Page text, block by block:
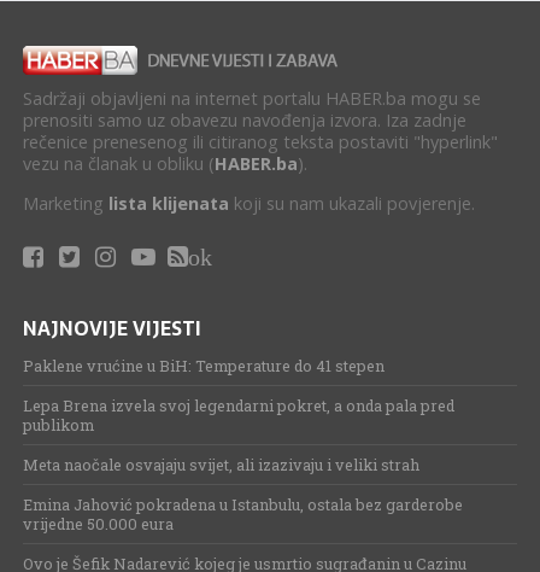
Sadržaji objavljeni na internet portalu HABER.ba mogu se
prenositi samo uz obavezu navođenja izvora. Iza zadnje
rečenice prenesenog ili citiranog teksta postaviti "hyperlink"
vezu na članak u obliku (HABER.ba).
Marketing lista klijenata koji su nam ukazali povjerenje.
ok
NAJNOVIJE VIJESTI
Paklene vrućine u BiH: Temperature do 41 stepen
Lepa Brena izvela svoj legendarni pokret, a onda pala pred
publikom
Meta naočale osvajaju svijet, ali izazivaju i veliki strah
Emina Jahović pokradena u Istanbulu, ostala bez garderobe
vrijedne 50.000 eura
Ovo je Šefik Nadarević kojeg je usmrtio sugrađanin u Cazinu